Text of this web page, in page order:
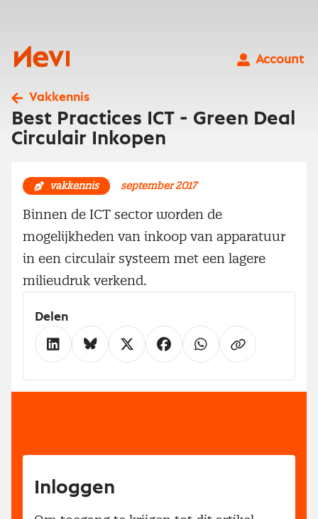
Nevi
Account
Vakkennis
Best Practices ICT - Green Deal
Circulair Inkopen
vakkennis september 2017
Binnen de ICT sector worden de
mogelijkheden van inkoop van apparatuur
in een circulair systeem met een lagere
milieudruk verkend.
Delen
Inloggen